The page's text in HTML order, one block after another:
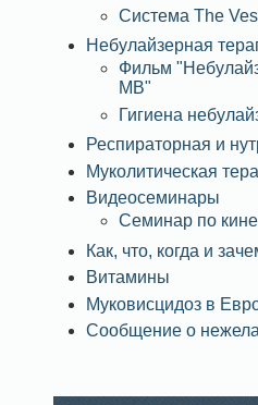
Система The
Небулайзерная
Фильм
МВ"
Гигиена
Респираторная и
Муколитическая
Видеосеминары
Семинар по
Как, что, когда и
Витамины
Муковисцидоз в
Сообщение о